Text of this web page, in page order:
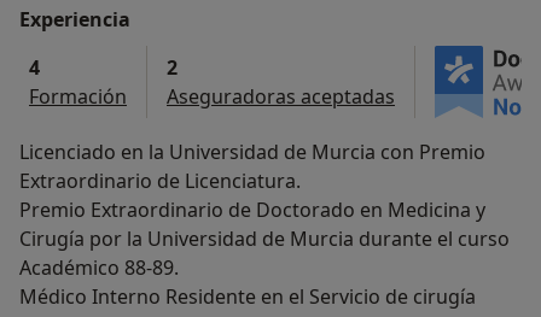
Experiencia
4
Formación
2
Aseguradoras aceptadas
Licenciado en la Universidad de Murcia con Premio
Extraordinario de Licenciatura.
Premio Extraordinario de Doctorado en Medicina y
Cirugía por la Universidad de Murcia durante el curso
Académico 88-89.
Médico Interno Residente en el Servicio de cirugía